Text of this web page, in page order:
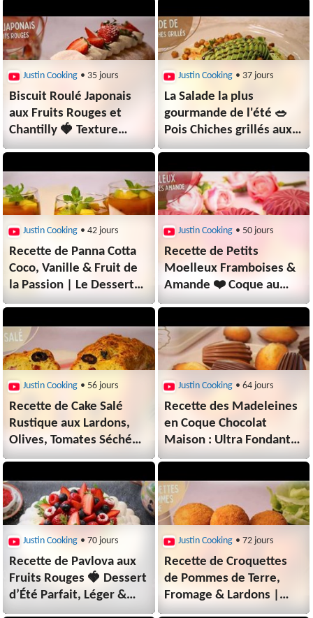
Justin Cooking • 35 jours
Biscuit Roulé Japonais
aux Fruits Rouges et
Chantilly 🍓 Texture
Moelleuse comme un
Justin Cooking • 37 jours
La Salade la plus
gourmande de l'été 🥗
Pois Chiches grillés aux
épices & Sauce ultra
Justin Cooking • 42 jours
Recette de Panna Cotta
Coco, Vanille & Fruit de
la Passion | Le Dessert
Exotique
Justin Cooking • 50 jours
Recette de Petits
Moelleux Framboises &
Amande ❤️ Coque au
Chocolat à la
Justin Cooking • 56 jours
Recette de Cake Salé
Rustique aux Lardons,
Olives, Tomates Séchées
et Fromage | Facile &
Justin Cooking • 64 jours
Recette des Madeleines
en Coque Chocolat
Maison : Ultra Fondantes
et Gourmandes 😍🍫
Justin Cooking • 70 jours
Recette de Pavlova aux
Fruits Rouges 🍓 Dessert
d’Été Parfait, Léger &
Gourmand ☀️
Justin Cooking • 72 jours
Recette de Croquettes
de Pommes de Terre,
Fromage & Lardons |
Croustillantes et